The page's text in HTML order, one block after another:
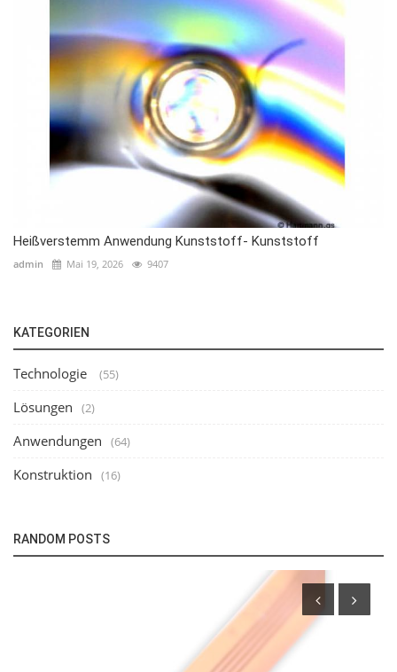
Heißverstemm Anwendung Kunststoff- Kunststoff
admin Mai 19, 2026 9407
KATEGORIEN
Technologie (55)
Lösungen (2)
Anwendungen (64)
Konstruktion (16)
RANDOM POSTS